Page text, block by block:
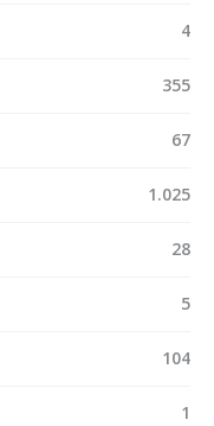
4
355
67
1.025
28
5
104
1